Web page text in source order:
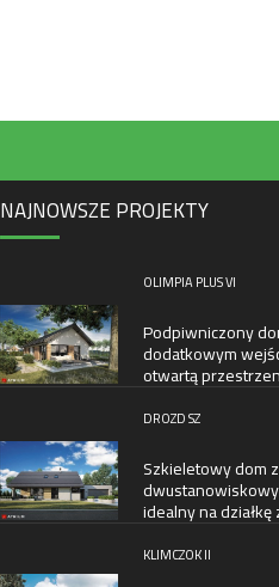
NAJNOWSZE PROJEKTY
OLIMPIA PLUS VI
Podpiwniczony
dodatkowym
otwartą
DROZD SZ
Szkieletowy dom
idealny na
KLIMCZOK II